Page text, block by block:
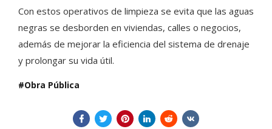
Con estos operativos de limpieza se evita que las aguas
negras se desborden en viviendas, calles o negocios,
además de mejorar la eficiencia del sistema de drenaje
y prolongar su vida útil.
Obra Pública